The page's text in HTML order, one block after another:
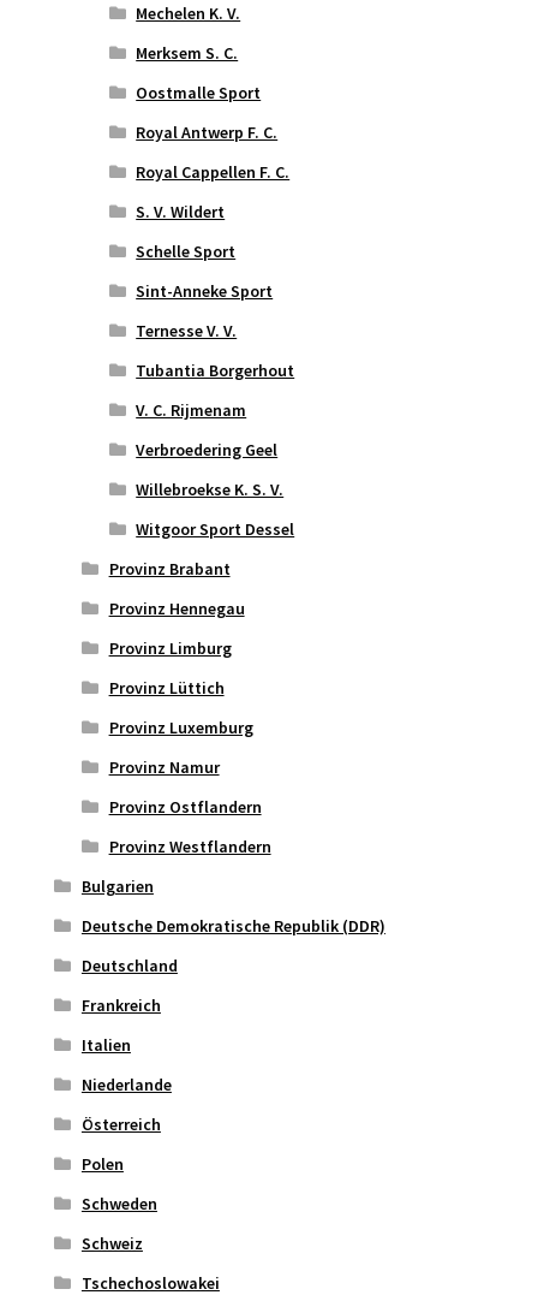
Mechelen K. V.
Merksem S. C.
Oostmalle Sport
Royal Antwerp F. C.
Royal Cappellen F. C.
S. V. Wildert
Schelle Sport
Sint-Anneke Sport
Ternesse V. V.
Tubantia Borgerhout
V. C. Rijmenam
Verbroedering Geel
Willebroekse K. S. V.
Witgoor Sport Dessel
Provinz Brabant
Provinz Hennegau
Provinz Limburg
Provinz Lüttich
Provinz Luxemburg
Provinz Namur
Provinz Ostflandern
Provinz Westflandern
Bulgarien
Deutsche Demokratische Republik (DDR)
Deutschland
Frankreich
Italien
Niederlande
Österreich
Polen
Schweden
Schweiz
Tschechoslowakei